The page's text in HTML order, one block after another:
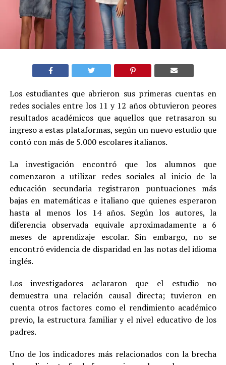
Los estudiantes que abrieron sus primeras cuentas en
redes sociales entre los 11 y 12 años obtuvieron peores
resultados académicos que aquellos que retrasaron su
ingreso a estas plataformas, según un nuevo estudio que
contó con más de 5.000 escolares italianos.
La investigación encontró que los alumnos que
comenzaron a utilizar redes sociales al inicio de la
educación secundaria registraron puntuaciones más
bajas en matemáticas e italiano que quienes esperaron
hasta al menos los 14 años. Según los autores, la
diferencia observada equivale aproximadamente a 6
meses de aprendizaje escolar. Sin embargo, no se
encontró evidencia de disparidad en las notas del idioma
inglés.
Los investigadores aclararon que el estudio no
demuestra una relación causal directa; tuvieron en
cuenta otros factores como el rendimiento académico
previo, la estructura familiar y el nivel educativo de los
padres.
Uno de los indicadores más relacionados con la brecha